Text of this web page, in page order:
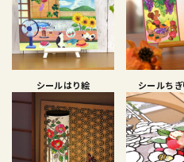
シールはり絵 シールち